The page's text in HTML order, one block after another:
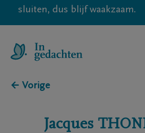
sluiten, dus blijf waakzaam.
← Vorige
Jacques